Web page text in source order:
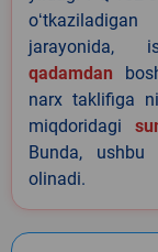
jarayonida,
qadamdan
narx taklifiga
miqdoridagi
Bunda, ushbu
olinadi.